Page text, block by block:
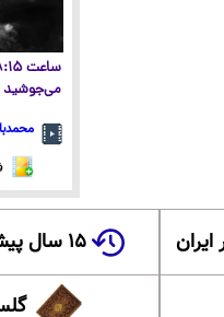
می‌جوشید
۱۵ سال پیش در چنین روزی